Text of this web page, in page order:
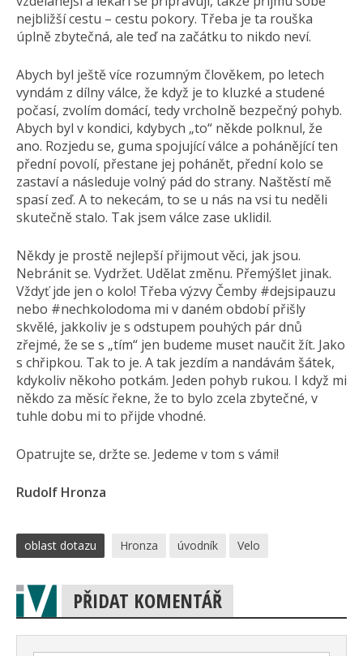
nejbližší cestu – cestu pokory. Třeba je ta rouška
úplně zbytečná, ale teď na začátku to nikdo neví.
Abych byl ještě více rozumným člověkem, po letech
vyndám z dílny válce, že když je to kluzké a studené
počasí, zvolím domácí, tedy vrcholně bezpečný pohyb.
Abych byl v kondici, kdybych „to“ někde polknul, že
ano. Rozjedu se, guma spojující válce a pohánějící ten
přední povolí, přestane jej pohánět, přední kolo se
zastaví a následuje volný pád do strany. Naštěstí mě
spasí zeď. A to nekecám, to se u nás na vsi tu neděli
skutečně stalo. Tak jsem válce zase uklidil.
Někdy je prostě nejlepší přijmout věci, jak jsou.
Nebránit se. Vydržet. Udělat změnu. Přemýšlet jinak.
Vždyť jde jen o kolo! Třeba výzvy Čemby #dejsipauzu
nebo #nechkolodoma mi v daném období přišly
skvělé, jakkoliv je s odstupem pouhých pár dnů
zřejmé, že se s „tím“ jen budeme muset naučit žít. Jako
s chřipkou. Tak to je. A tak jezdím a nandávám šátek,
kdykoliv někoho potkám. Jeden pohyb rukou. I když mi
někdo za měsíc řekne, že to bylo zcela zbytečné, v
tuhle dobu mi to přijde vhodné.
Opatrujte se, držte se. Jedeme v tom s vámi!
Rudolf Hronza
oblast dotazu Hronza úvodník Velo
PŘIDAT KOMENTÁŘ